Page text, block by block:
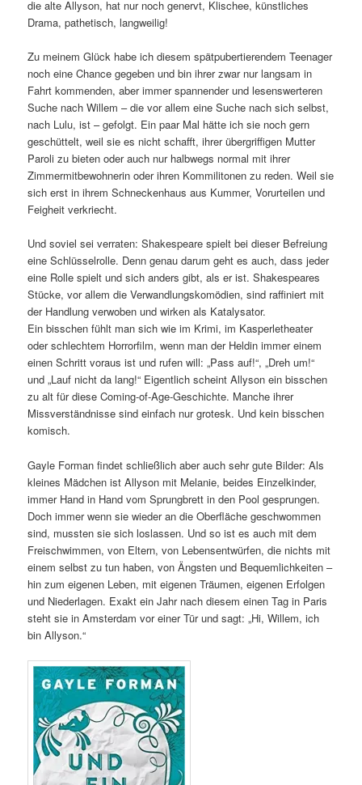
die alte Allyson, hat nur noch genervt, Klischee, künstliches
Drama, pathetisch, langweilig!
Zu meinem Glück habe ich diesem spätpubertierendem Teenager
noch eine Chance gegeben und bin ihrer zwar nur langsam in
Fahrt kommenden, aber immer spannender und lesenswerteren
Suche nach Willem – die vor allem eine Suche nach sich selbst,
nach Lulu, ist – gefolgt. Ein paar Mal hätte ich sie noch gern
geschüttelt, weil sie es nicht schafft, ihrer übergriffigen Mutter
Paroli zu bieten oder auch nur halbwegs normal mit ihrer
Zimmermitbewohnerin oder ihren Kommilitonen zu reden. Weil sie
sich erst in ihrem Schneckenhaus aus Kummer, Vorurteilen und
Feigheit verkriecht.
Und soviel sei verraten: Shakespeare spielt bei dieser Befreiung
eine Schlüsselrolle. Denn genau darum geht es auch, dass jeder
eine Rolle spielt und sich anders gibt, als er ist. Shakespeares
Stücke, vor allem die Verwandlungskomödien, sind raffiniert mit
der Handlung verwoben und wirken als Katalysator.
Ein bisschen fühlt man sich wie im Krimi, im Kasperletheater
oder schlechtem Horrorfilm, wenn man der Heldin immer einem
einen Schritt voraus ist und rufen will: „Pass auf!“, „Dreh um!“
und „Lauf nicht da lang!“ Eigentlich scheint Allyson ein bisschen
zu alt für diese Coming-of-Age-Geschichte. Manche ihrer
Missverständnisse sind einfach nur grotesk. Und kein bisschen
komisch.
Gayle Forman findet schließlich aber auch sehr gute Bilder: Als
kleines Mädchen ist Allyson mit Melanie, beides Einzelkinder,
immer Hand in Hand vom Sprungbrett in den Pool gesprungen.
Doch immer wenn sie wieder an die Oberfläche geschwommen
sind, mussten sie sich loslassen. Und so ist es auch mit dem
Freischwimmen, von Eltern, von Lebensentwürfen, die nichts mit
einem selbst zu tun haben, von Ängsten und Bequemlichkeiten –
hin zum eigenen Leben, mit eigenen Träumen, eigenen Erfolgen
und Niederlagen. Exakt ein Jahr nach diesem einen Tag in Paris
steht sie in Amsterdam vor einer Tür und sagt: „Hi, Willem, ich
bin Allyson.“